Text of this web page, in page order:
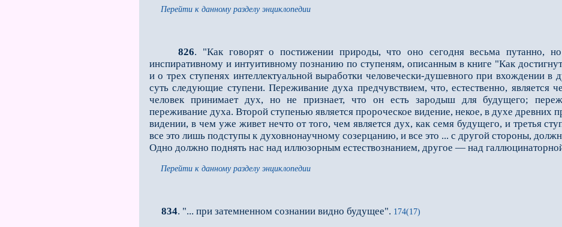
Перейти к данному разделу энциклопедии
826. "Как говорят о постижении природы, что оно сегодня весьма путанно,
инспиративному и интуитивному познанию по ступеням, описанным в книге "Как
и о трех ступенях интеллектуальной выработки человечески-душевного при вхождении в
суть следующие ступени. Переживание духа предчувствием, что, естественно, является
человек принимает дух, но не признает, что он есть зародыш для будущего;
переживание духа. Второй ступенью является пророческое видение, не­кое, в духе древних
видении, в чем уже живет нечто от того, чем является дух, как семя будущего, и третья
все это лишь подступы к духовнонаучному созерцанию, и все это ... с другой стороны,
Одно должно поднять нас над иллюзорным естествознанием, другое — над
Перейти к данному разделу энциклопедии
834. "... при затемненном сознании видно будущее". 174(17)